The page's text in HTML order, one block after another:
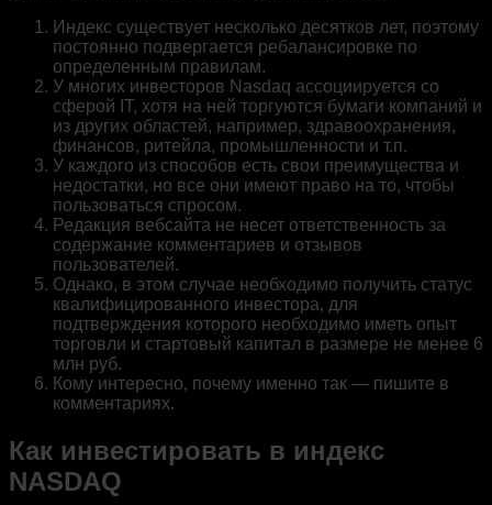
Индекс существует несколько десятков лет, поэтому
постоянно подвергается ребалансировке по
определенным правилам.
У многих инвесторов Nasdaq ассоциируется со
сферой IT, хотя на ней торгуются бумаги компаний и
из других областей, например, здравоохранения,
финансов, ритейла, промышленности и т.п.
У каждого из способов есть свои преимущества и
недостатки, но все они имеют право на то, чтобы
пользоваться спросом.
Редакция вебсайта не несет ответственность за
содержание комментариев и отзывов
пользователей.
Однако, в этом случае необходимо получить статус
квалифицированного инвестора, для
подтверждения которого необходимо иметь опыт
торговли и стартовый капитал в размере не менее 6
млн руб.
Кому интересно, почему именно так — пишите в
комментариях.
Как инвестировать в индекс
NASDAQ